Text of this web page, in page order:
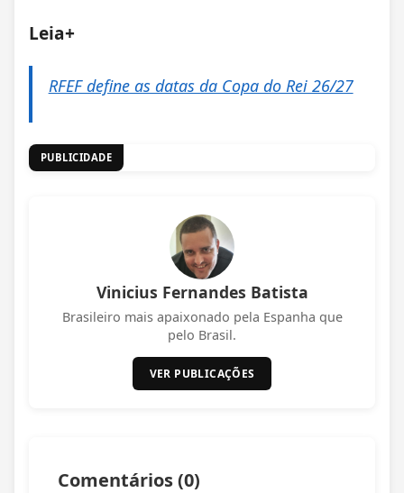
Leia+
RFEF define as datas da Copa do Rei 26/27
PUBLICIDADE
Vinicius Fernandes Batista
Brasileiro mais apaixonado pela Espanha que
pelo Brasil.
VER PUBLICAÇÕES
Comentários (0)